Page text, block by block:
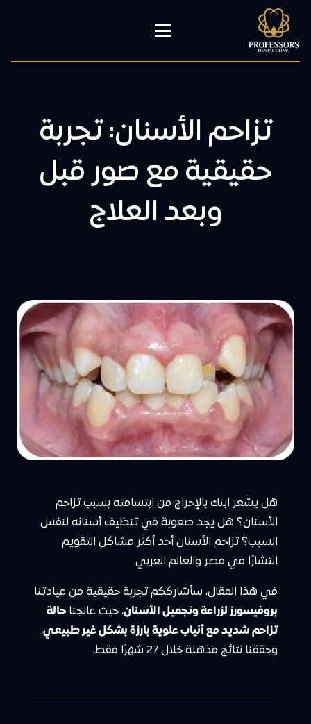
تزاحم الأسنان: تجربة
حقيقية مع صور قبل
وبعد العلاج
هل يشعر ابنك بالإحراج من ابتسامته بسبب تزاحم
الأسنان؟ هل يجد صعوبة في تنظيف أسنانه لنفس
السبب؟ تزاحم الأسنان أحد أكثر مشاكل التقويم
انتشارًا في مصر والعالم العربي.
في هذا المقال، سأشارككم تجربة حقيقية من عيادتنا
بروفيسورز لزراعة وتجميل الأسنان، حيث عالجنا حالة
تزاحم شديد مع أنياب علوية بارزة بشكل غير طبيعي،
وحققنا نتائج مذهلة خلال 27 شهرًا فقط.